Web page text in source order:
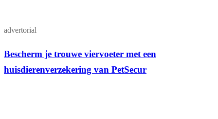
advertorial
Bescherm je trouwe viervoeter met een
huisdierenverzekering van PetSecur